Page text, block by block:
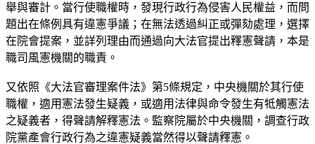
舉與審計。當行使職權時，發現行政行為侵害人民權益，而問
題出在條例具有違憲爭議；在無法透過糾正或彈劾處理，選擇
在院會提案，並詳列理由而通過向大法官提出釋憲聲請，本是
職司風憲機關的職責。
又依照《大法官審理案件法》第5條規定，中央機關於其行使
職權，適用憲法發生疑義，或適用法律與命令發生有牴觸憲法
之疑義者，得聲請解釋憲法。監察院屬於中央機關，調查行政
院黨產會行政行為之違憲疑義當然得以聲請釋憲。